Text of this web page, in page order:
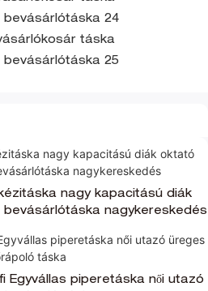
nagy kapacitású diák
nagykereskedés
Egyvállas piperetáska női utazó